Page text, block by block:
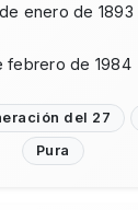
enero de 1893
febrero de 1984
del 27
Pura